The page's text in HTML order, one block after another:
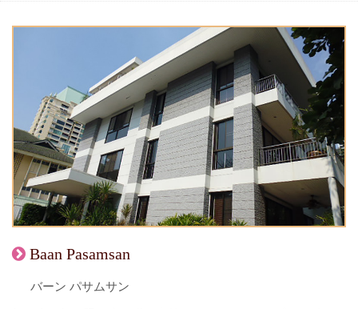
Baan Pasamsan
バーン パサムサン